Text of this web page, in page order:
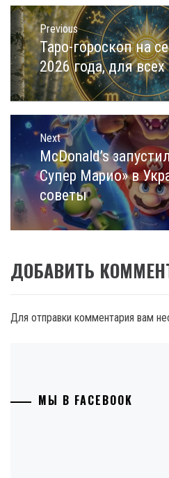
Навигация
по
записям
Previous
Previous
post:
Таро-гороскоп на
2026 года, для
Next
Next
post:
McDonald’s
Супер Марио» в
советы
ДОБАВИТЬ
Для отправки комментария вам
МЫ В FACEBOOK